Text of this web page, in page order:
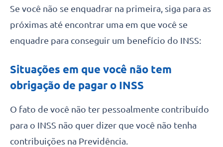
Se você não se enquadrar na primeira, siga para as
próximas até encontrar uma em que você se
enquadre para conseguir um benefício do INSS:
Situações em que você não tem
obrigação de pagar o INSS
O fato de você não ter pessoalmente contribuído
para o INSS não quer dizer que você não tenha
contribuições na Previdência.